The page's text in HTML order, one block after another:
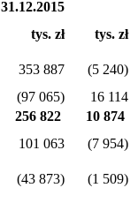
31.12.2015
tys. zł
tys. zł
353 887
(5 240)
(97 065)
16 114
256 822
10 874
101 063
(7 954)
(43 873)
(1 509)